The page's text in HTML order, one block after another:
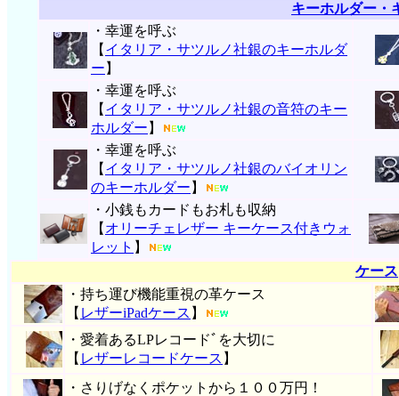
キーホルダー・
・幸運を呼ぶ
【 イタリア・サツルノ社銀のキーホルダ
ー 】
・幸運を呼ぶ
【 イタリア・サツルノ社銀の音符のキー
ホルダー 】
・幸運を呼ぶ
【 イタリア・サツルノ社銀のバイオリン
のキーホルダー 】
・小銭もカードもお札も収納
【 オリーチェレザー キーケース付きウォ
レット 】
ケース
・持ち運び機能重視の革ケース
【 レザーiPadケース 】
・愛着あるLPレコードﾞを大切に
【 レザーレコードケース 】
・さりげなくポケットから１００万円！